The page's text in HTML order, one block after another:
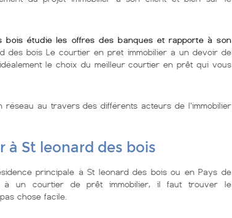
bois étudie les offres des banques et rapporte à son
des bois Le courtier en pret immobilier a un devoir de
le choix du meilleur courtier en prêt qui vous
réseau au travers des différents acteurs de l'immobilier
à St leonard des bois
principale à St leonard des bois ou en Pays de
à un courtier de prêt immobilier, il faut trouver le
chose facile.